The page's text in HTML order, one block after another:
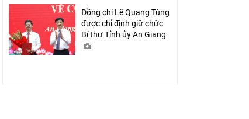
Đồng chí Lê Quang Tùng
được chỉ định giữ chức
Bí thư Tỉnh ủy An Giang